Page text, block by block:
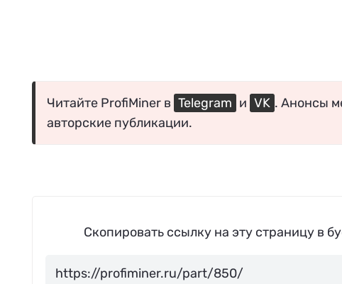
Читайте ProfiMiner в Telegram и VK . Анонсы
авторские публикации.
Скопировать ссылку на эту страницу в